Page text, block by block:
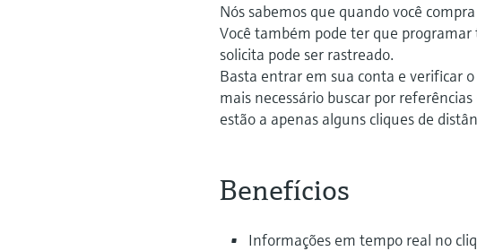
Nós sabemos que quando você
Você também pode ter que
solicita pode ser rastreado.
Basta entrar em sua conta e verificar
mais necessário buscar por
estão a apenas alguns cliques de
Benefícios
Informações em tempo real no